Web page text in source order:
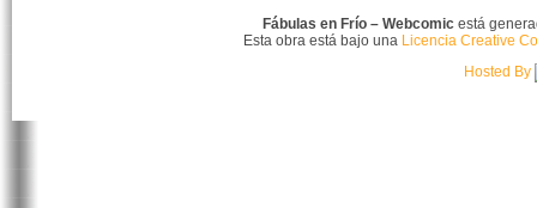
Fábulas en Frío – Webcomicestá
Esta obra está bajo una Licencia Creative
Hosted By